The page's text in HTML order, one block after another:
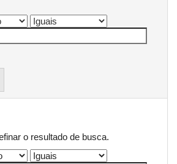
o resultado de busca.